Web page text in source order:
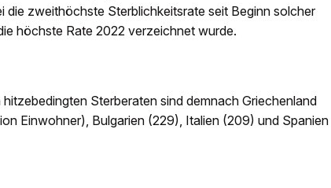
die zweithöchste Sterblichkeitsrate seit Beginn solcher
höchste Rate 2022 verzeichnet wurde.
Sterberaten sind demnach Griechenland
Einwohner), Bulgarien (229), Italien (209) und Spanien